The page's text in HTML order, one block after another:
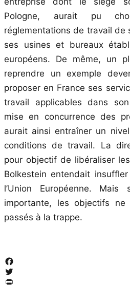
Pologne, aurait pu
réglementations de travail de
ses usines et bureaux
européens. De même, un
reprendre un exemple
proposer en France ses
travail applicables dans
mise en concurrence des
aurait ainsi entraîner un
conditions de travail. La
pour objectif de libéraliser
Bolkestein entendait
l’Union Européenne.
importante, les objectifs
passés à la trappe.
Facebook
Twitter